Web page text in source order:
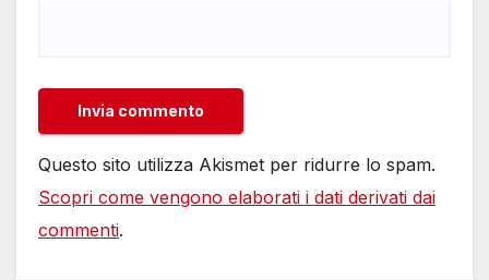
Questo sito utilizza Akismet per ridurre lo spam.
Scopri come vengono elaborati i dati derivati dai
commenti.